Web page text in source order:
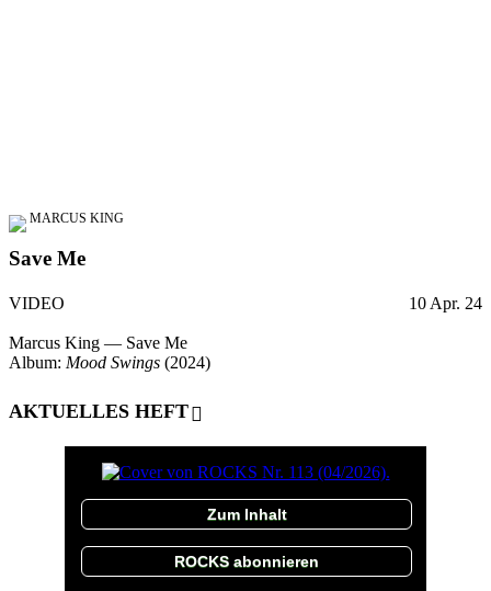
MARCUS KING
Save Me
VIDEO 10 Apr. 24
Marcus King — Save Me
Album: Mood Swings (2024)
AKTUELLES HEFT
Zum Inhalt
ROCKS abonnieren